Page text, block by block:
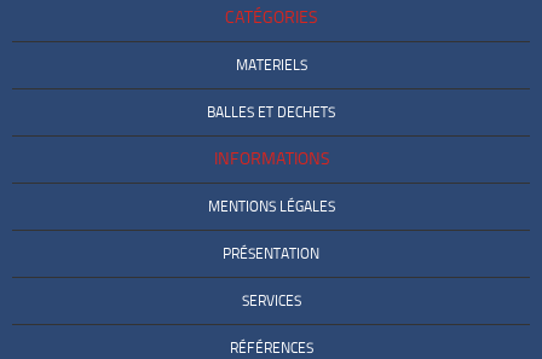
CATÉGORIES
MATERIELS
BALLES ET DECHETS
INFORMATIONS
MENTIONS LÉGALES
PRÉSENTATION
SERVICES
RÉFÉRENCES